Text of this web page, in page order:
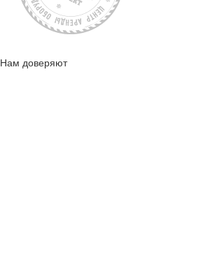
Нам доверяют